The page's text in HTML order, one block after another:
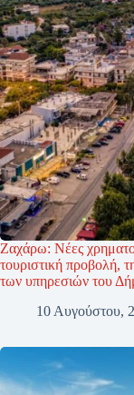
Ζαχάρω: Νέες
τουριστική προβολή,
των υπηρεσιών του
10 Αυγούστου,